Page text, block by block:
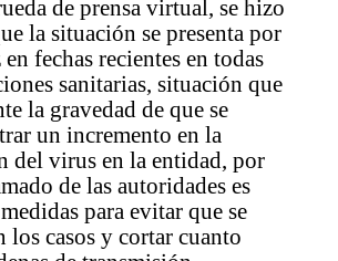
de prensa virtual, se hizo
la situación se presenta por
fechas recientes en todas
sanitarias, situación que
la gravedad de que se
un incremento en la
del virus en la entidad, por
de las autoridades es
para evitar que se
los casos y cortar cuanto